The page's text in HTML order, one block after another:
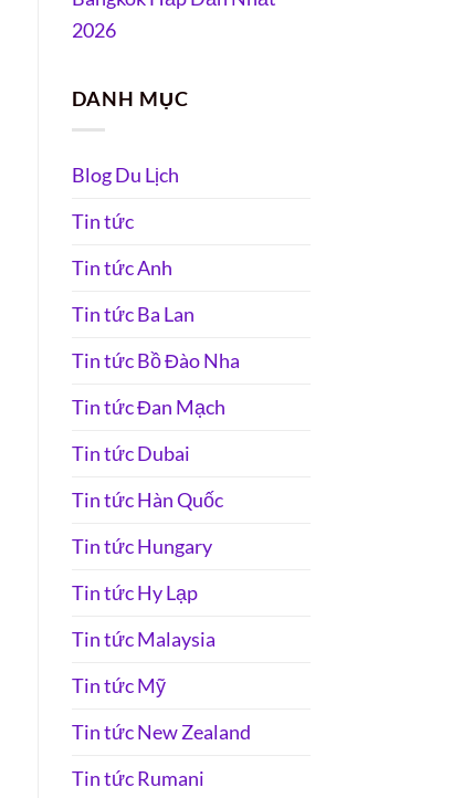
2026
DANH MỤC
Blog Du Lịch
Tin tức
Tin tức Anh
Tin tức Ba Lan
Tin tức Bồ Đào Nha
Tin tức Đan Mạch
Tin tức Dubai
Tin tức Hàn Quốc
Tin tức Hungary
Tin tức Hy Lạp
Tin tức Malaysia
Tin tức Mỹ
Tin tức New Zealand
Tin tức Rumani